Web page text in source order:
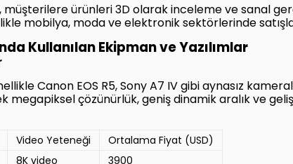
müşterilere ürünleri 3D olarak inceleme ve sanal
mobilya, moda ve elektronik sektörlerinde
Kullanılan Ekipman ve Yazılımlar
Canon EOS R5, Sony A7 IV gibi aynasız
megapiksel çözünürlük, geniş dinamik aralık ve
Video Yeteneği
Ortalama Fiyat (USD)
8K video
3900